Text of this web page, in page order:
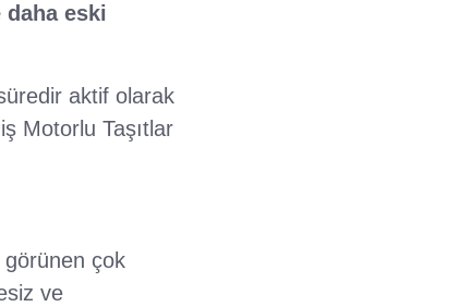
daha eski
aktif olarak
Motorlu Taşıtlar
görünen çok
ve